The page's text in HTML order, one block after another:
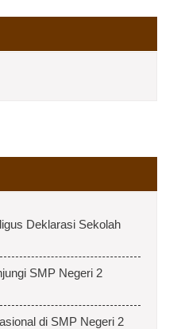
Deklarasi Sekolah
SMP Negeri 2
di SMP Negeri 2